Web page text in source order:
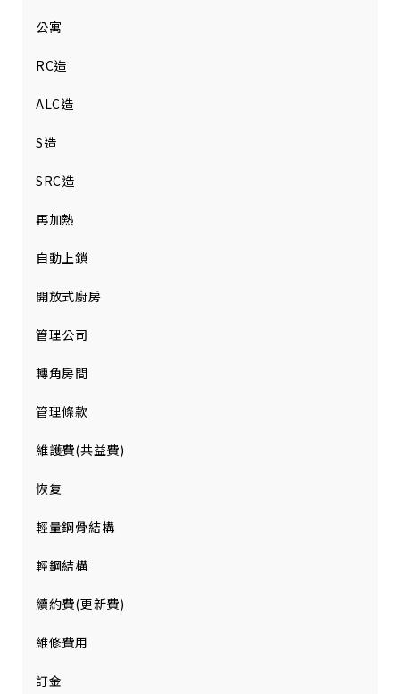
公寓
RC造
ALC造
S造
SRC造
再加熱
自動上鎖
開放式廚房
管理公司
轉角房間
管理條款
維護費(共益費)
恢复
輕量鋼骨結構
輕鋼結構
續約費(更新費)
維修費用
訂金